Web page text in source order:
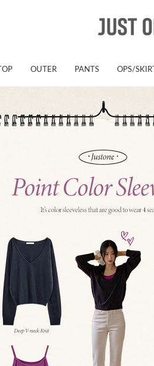
TOP OUTER PANTS OPS/SKIRT